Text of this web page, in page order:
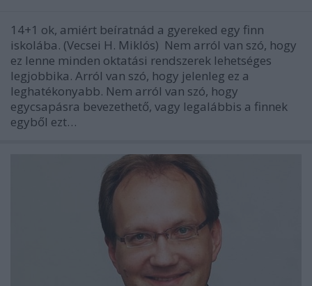
14+1 ok, amiért beíratnád a gyereked egy finn
iskolába. (Vecsei H. Miklós) Nem arról van szó, hogy
ez lenne minden oktatási rendszerek lehetséges
legjobbika. Arról van szó, hogy jelenleg ez a
leghatékonyabb. Nem arról van szó, hogy
egycsapásra bevezethető, vagy legalábbis a finnek
egyből ezt…